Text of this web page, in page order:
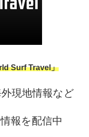
Surf Travel」
現地情報など
報を配信中